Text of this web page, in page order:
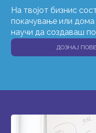
На твојот бизнис
покачување или
научи да создаваш
ДОЗНАЈ